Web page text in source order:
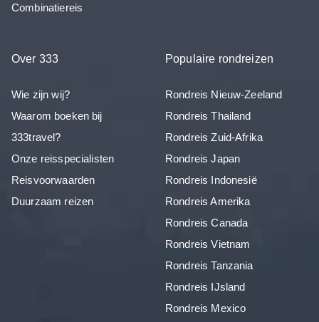
Combinatiereis
Over 333
Wie zijn wij?
Waarom boeken bij
333travel?
Onze reisspecialisten
Reisvoorwaarden
Duurzaam reizen
Populaire rondreizen
Rondreis Nieuw-Zeeland
Rondreis Thailand
Rondreis Zuid-Afrika
Rondreis Japan
Rondreis Indonesië
Rondreis Amerika
Rondreis Canada
Rondreis Vietnam
Rondreis Tanzania
Rondreis IJsland
Rondreis Mexico